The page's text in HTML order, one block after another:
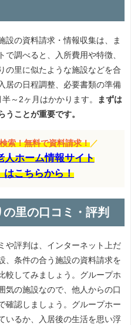
設の資料請求・情報収集は、ま
調べると、入所費用や特徴、
の里に似たような施設などを合
居の日程調整、必要書類の準備
～2ヶ月はかかります。
まずは
うことが重要です。
索！無料で資料請求！ ／
人ホーム情報サイト
はこちらから！
里の口コミ・評判
や評判は、インターネット上だ
、条件の合う施設の資料請求を
較してみましょう。グループホ
気の施設なので、他人からの口
確認しましょう。グループホー
いるか、入居後の生活を思い浮